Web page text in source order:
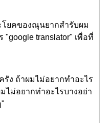
โยคของณุนยากสำรับผม
"google translator" เพื่อที่
ง ถ้าผมไม่อยากทำอะไร
ไม่อยากทำอะไรบางอย่า